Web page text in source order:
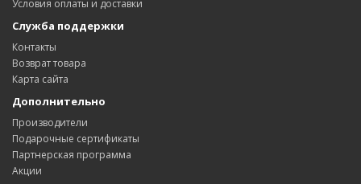
Условия оплаты и доставки
Служба поддержки
Контакты
Возврат товара
Карта сайта
Дополнительно
Производители
Подарочные сертификаты
Партнерская программа
Акции